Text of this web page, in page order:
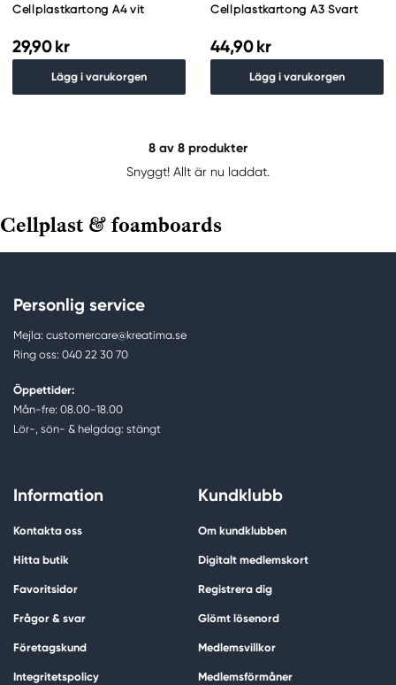
Cellplastkartong A4 vit
29,90 kr
Lägg i varukorgen
Cellplastkartong A3 Svart
44,90 kr
Lägg i varukorgen
8 av 8 produkter
Snyggt! Allt är nu laddat.
Cellplast & foamboards
Personlig service
Mejla: customercare@kreatima.se
Ring oss: 040 22 30 70
Öppettider:
Mån-fre: 08.00-18.00
Lör-, sön- & helgdag: stängt
Information
Kontakta oss
Hitta butik
Favoritsidor
Frågor & svar
Företagskund
Integritetspolicy
Kundklubb
Om kundklubben
Digitalt medlemskort
Registrera dig
Glömt lösenord
Medlemsvillkor
Medlemsförmåner